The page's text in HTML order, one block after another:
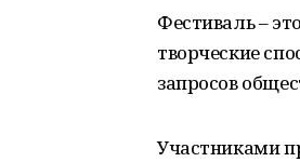
Фестиваль –
творческие
запросов
Участниками